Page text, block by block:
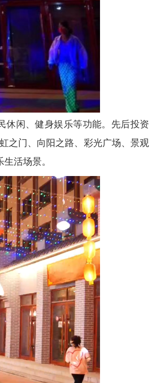
休闲、健身娱乐等功能。先后投资
之门、向阳之路、彩光广场、景观
活场景。